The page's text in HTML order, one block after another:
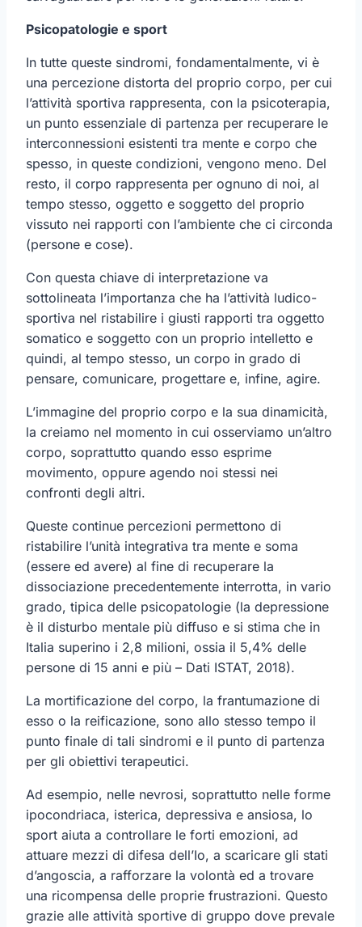
Psicopatologie e sport
In tutte queste sindromi, fondamentalmente, vi è
una percezione distorta del proprio corpo, per cui
l’attività sportiva rappresenta, con la psicoterapia,
un punto essenziale di partenza per recuperare le
interconnessioni esistenti tra mente e corpo che
spesso, in queste condizioni, vengono meno. Del
resto, il corpo rappresenta per ognuno di noi, al
tempo stesso, oggetto e soggetto del proprio
vissuto nei rapporti con l’ambiente che ci circonda
(persone e cose).
Con questa chiave di interpretazione va
sottolineata l’importanza che ha l’attività ludico-
sportiva nel ristabilire i giusti rapporti tra oggetto
somatico e soggetto con un proprio intelletto e
quindi, al tempo stesso, un corpo in grado di
pensare, comunicare, progettare e, infine, agire.
L’immagine del proprio corpo e la sua dinamicità,
la creiamo nel momento in cui osserviamo un’altro
corpo, soprattutto quando esso esprime
movimento, oppure agendo noi stessi nei
confronti degli altri.
Queste continue percezioni permettono di
ristabilire l’unità integrativa tra mente e soma
(essere ed avere) al fine di recuperare la
dissociazione precedentemente interrotta, in vario
grado, tipica delle psicopatologie (la depressione
è il disturbo mentale più diffuso e si stima che in
Italia superino i 2,8 milioni, ossia il 5,4% delle
persone di 15 anni e più – Dati ISTAT, 2018).
La mortificazione del corpo, la frantumazione di
esso o la reificazione, sono allo stesso tempo il
punto finale di tali sindromi e il punto di partenza
per gli obiettivi terapeutici.
Ad esempio, nelle nevrosi, soprattutto nelle forme
ipocondriaca, isterica, depressiva e ansiosa, lo
sport aiuta a controllare le forti emozioni, ad
attuare mezzi di difesa dell’Io, a scaricare gli stati
d’angoscia, a rafforzare la volontà ed a trovare
una ricompensa delle proprie frustrazioni. Questo
grazie alle attività sportive di gruppo dove prevale